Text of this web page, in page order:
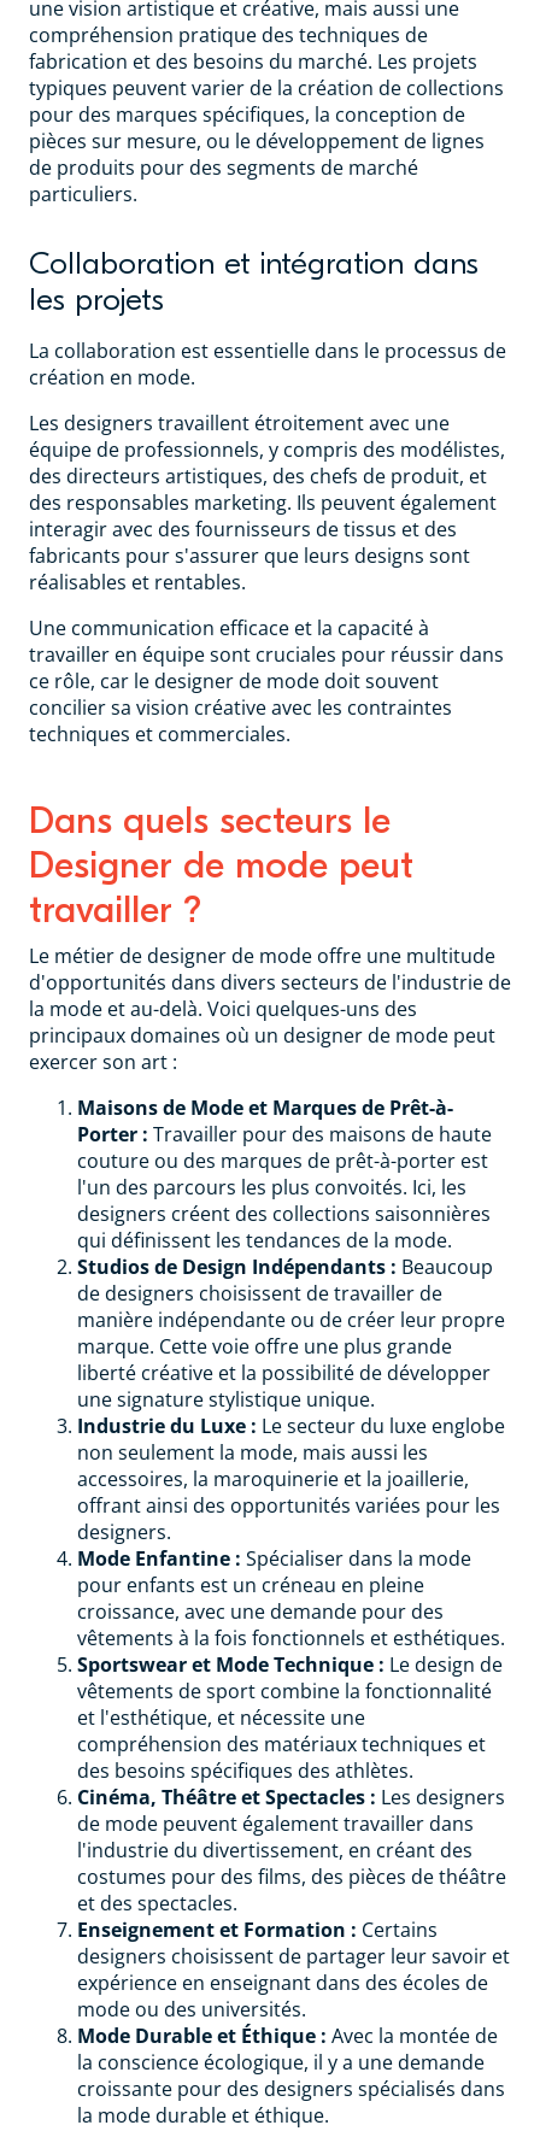
une vision artistique et créative, mais aussi une
compréhension pratique des techniques de
fabrication et des besoins du marché. Les projets
typiques peuvent varier de la création de collections
pour des marques spécifiques, la conception de
pièces sur mesure, ou le développement de lignes
de produits pour des segments de marché
particuliers.
Collaboration et intégration dans
les projets
La collaboration est essentielle dans le processus de
création en mode.
Les designers travaillent étroitement avec une
équipe de professionnels, y compris des modélistes,
des directeurs artistiques, des chefs de produit, et
des responsables marketing. Ils peuvent également
interagir avec des fournisseurs de tissus et des
fabricants pour s'assurer que leurs designs sont
réalisables et rentables.
Une communication efficace et la capacité à
travailler en équipe sont cruciales pour réussir dans
ce rôle, car le designer de mode doit souvent
concilier sa vision créative avec les contraintes
techniques et commerciales.
Dans quels secteurs le
Designer de mode peut
travailler ?
Le métier de designer de mode offre une multitude
d'opportunités dans divers secteurs de l'industrie de
la mode et au-delà. Voici quelques-uns des
principaux domaines où un designer de mode peut
exercer son art :
Maisons de Mode et Marques de Prêt-à-
Porter : Travailler pour des maisons de haute
couture ou des marques de prêt-à-porter est
l'un des parcours les plus convoités. Ici, les
designers créent des collections saisonnières
qui définissent les tendances de la mode.
Studios de Design Indépendants : Beaucoup
de designers choisissent de travailler de
manière indépendante ou de créer leur propre
marque. Cette voie offre une plus grande
liberté créative et la possibilité de développer
une signature stylistique unique.
Industrie du Luxe : Le secteur du luxe englobe
non seulement la mode, mais aussi les
accessoires, la maroquinerie et la joaillerie,
offrant ainsi des opportunités variées pour les
designers.
Mode Enfantine : Spécialiser dans la mode
pour enfants est un créneau en pleine
croissance, avec une demande pour des
vêtements à la fois fonctionnels et esthétiques.
Sportswear et Mode Technique : Le design de
vêtements de sport combine la fonctionnalité
et l'esthétique, et nécessite une
compréhension des matériaux techniques et
des besoins spécifiques des athlètes.
Cinéma, Théâtre et Spectacles : Les designers
de mode peuvent également travailler dans
l'industrie du divertissement, en créant des
costumes pour des films, des pièces de théâtre
et des spectacles.
Enseignement et Formation : Certains
designers choisissent de partager leur savoir et
expérience en enseignant dans des écoles de
mode ou des universités.
Mode Durable et Éthique : Avec la montée de
la conscience écologique, il y a une demande
croissante pour des designers spécialisés dans
la mode durable et éthique.